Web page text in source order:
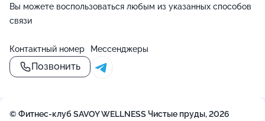
Вы можете воспользоваться любым из указанных способов
связи
Контактный номер
Позвонить
Мессенджеры
© Фитнес-клуб SAVOY WELLNESS Чистые пруды, 2026